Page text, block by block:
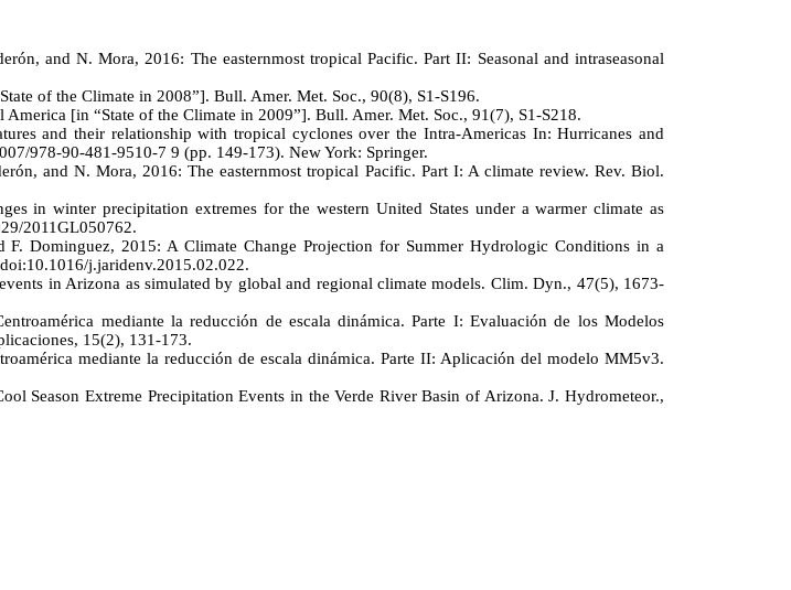
and N. Mora, 2016: The easternmost tropical Pacific. Part II: Seasonal and intraseasonal
of the Climate in 2008”]. Bull. Amer. Met. Soc., 90(8), S1-S196.
[in “State of the Climate in 2009”]. Bull. Amer. Met. Soc., 91(7), S1-S218.
and their relationship with tropical cyclones over the Intra-Americas In: Hurricanes and
978-90-481-9510-7 9 (pp. 149-173). New York: Springer.
and N. Mora, 2016: The easternmost tropical Pacific. Part I: A climate review. Rev. Biol.
in winter precipitation extremes for the western United States under a warmer climate as
2011GL050762.
Dominguez, 2015: A Climate Change Projection for Summer Hydrologic Conditions in a
j.jaridenv.2015.02.022.
in Arizona as simulated by global and regional climate models. Clim. Dyn., 47(5), 1673-
mediante la reducción de escala dinámica. Parte I: Evaluación de los Modelos
15(2), 131-173.
mediante la reducción de escala dinámica. Parte II: Aplicación del modelo MM5v3.
Season Extreme Precipitation Events in the Verde River Basin of Arizona. J. Hydrometeor.,